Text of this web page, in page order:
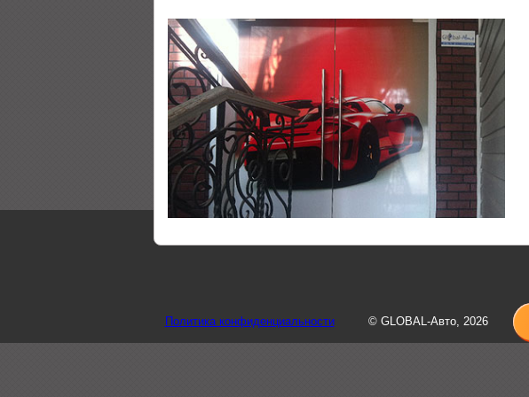
Политика конфиденциальности © GLOBAL-Авто, 2026